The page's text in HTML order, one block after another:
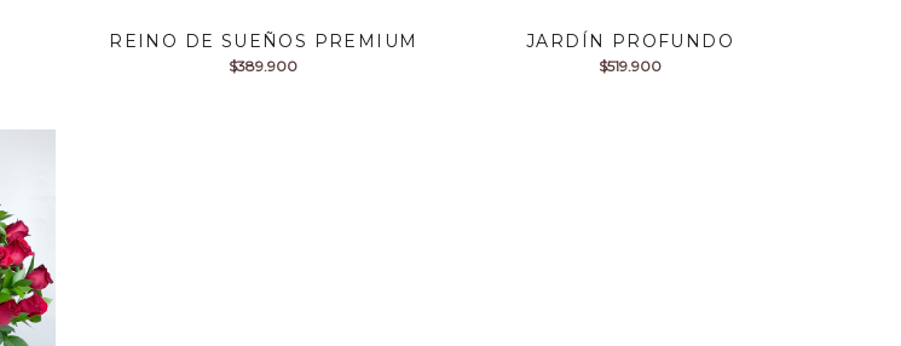
REINO DE SUEÑOS PREMIUM
$389.900
JARDÍN PROFUNDO
$519.900